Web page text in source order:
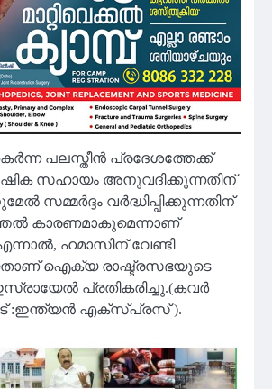
പലസ്തീൻ പ്രദേശത്തേക്ക്
സഹായം അനുവദിക്കുന്നതിന്
സമ്മർദ്ദം വർദ്ധിപ്പിക്കുന്നതിന്
കാരണമാകുമെന്നാണ്
എന്നാൽ, ഹമാസിന് വേണ്ടി
ഐക്യ രാഷ്ട്രസഭയുടെ
ഇസ്രായേൽ പ്രതികരിച്ചു.(കവർ
:ഇന്ത്യൻ എക്സ്പ്രസ് ).